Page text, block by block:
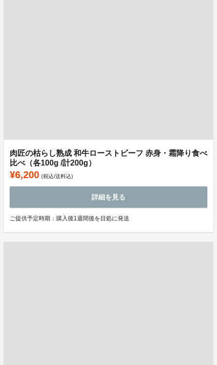
肉匠の枯らし熟成 和牛ローストビーフ 赤身・霜降り食べ
比べ（各100g /計200g）
¥6,200 (税込/送料込)
詳細を見る
ご提供予定時期：購入後1週間後を目処に発送